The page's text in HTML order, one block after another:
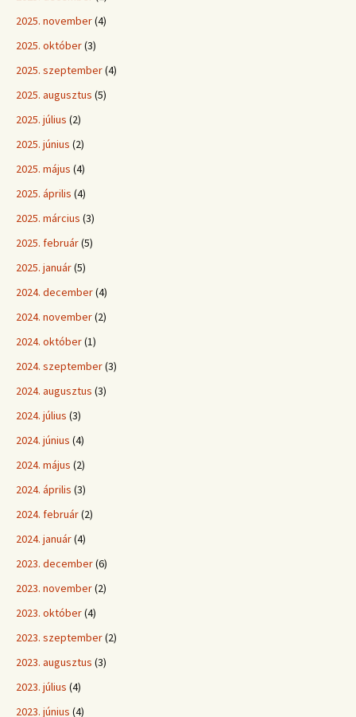
2025. november(4)
2025. október(3)
2025. szeptember(4)
2025. augusztus (5)
2025. július (2)
2025. június (2)
2025. május (4)
2025. április (4)
2025. március (3)
2025. február(5)
2025. január(5)
2024. december(4)
2024. november(2)
2024. október(1)
2024. szeptember(3)
2024. augusztus (3)
2024. július (3)
2024. június (4)
2024. május (2)
2024. április (3)
2024. február(2)
2024. január(4)
2023. december(6)
2023. november(2)
2023. október(4)
2023. szeptember(2)
2023. augusztus (3)
2023. július (4)
2023. június (4)